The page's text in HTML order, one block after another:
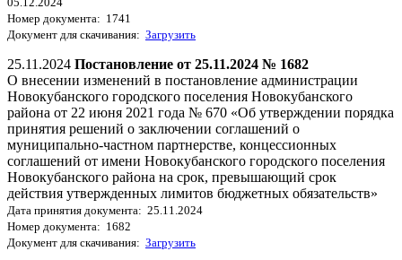
Номер документа: 1741
Документ для скачивания: Загрузить
25.11.2024 Постановление от 25.11.2024 № 1682
О внесении изменений в постановление администрации
Новокубанского городского поселения Новокубанского
района от 22 июня 2021 года № 670 «Об утверждении порядка
принятия решений о заключении соглашений о
муниципально-частном партнерстве, концессионных
соглашений от имени Новокубанского городского поселения
Новокубанского района на срок, превышающий срок
действия утвержденных лимитов бюджетных обязательств»
Дата принятия документа: 25.11.2024
Номер документа: 1682
Документ для скачивания: Загрузить